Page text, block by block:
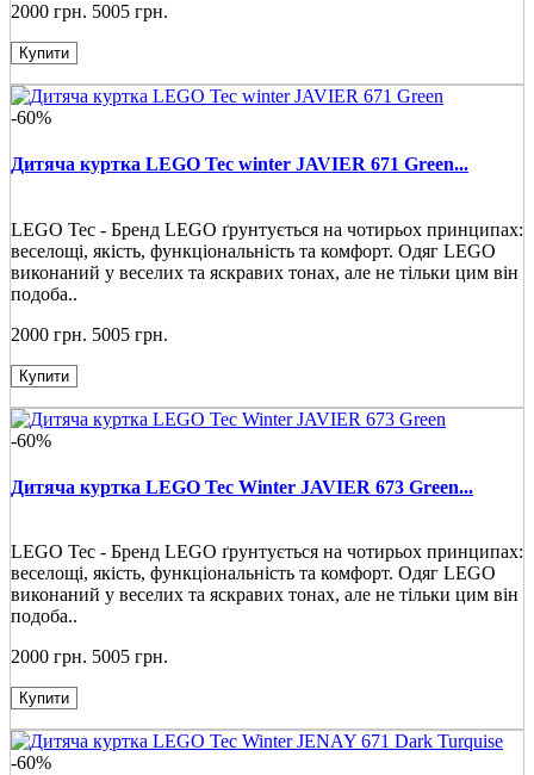
2000 грн. 5005 грн.
Купити
-60%
Дитяча куртка LEGO Tec winter JAVIER 671 Green...
LEGO Tec - Бренд LEGO ґрунтується на чотирьох принципах:
веселощі, якість, функціональність та комфорт. Одяг LEGO
виконаний у веселих та яскравих тонах, але не тільки цим він
подоба..
2000 грн. 5005 грн.
Купити
-60%
Дитяча куртка LEGO Tec Winter JAVIER 673 Green...
LEGO Tec - Бренд LEGO ґрунтується на чотирьох принципах:
веселощі, якість, функціональність та комфорт. Одяг LEGO
виконаний у веселих та яскравих тонах, але не тільки цим він
подоба..
2000 грн. 5005 грн.
Купити
-60%